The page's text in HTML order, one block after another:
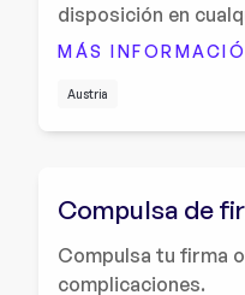
Austria
disposición en
MÁS
Compulsa de
Compulsa tu firma
complicaciones.